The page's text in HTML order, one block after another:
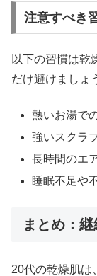
注意すべき
以下の習慣は乾
だけ避けましょ
熱いお湯で
強いスクラ
長時間のエ
睡眠不足や
まとめ：
20代の乾燥肌は